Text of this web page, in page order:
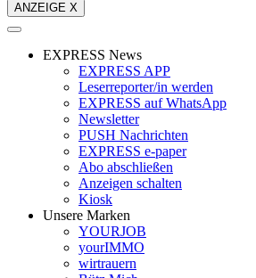
ANZEIGE X
EXPRESS News
EXPRESS APP
Leserreporter/in werden
EXPRESS auf WhatsApp
Newsletter
PUSH Nachrichten
EXPRESS e-paper
Abo abschließen
Anzeigen schalten
Kiosk
Unsere Marken
YOURJOB
yourIMMO
wirtrauern